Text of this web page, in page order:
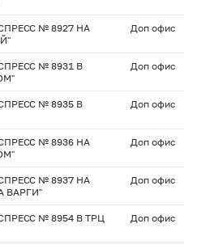
№ 8927 НА
Доп офис
№ 8931 В
Доп офис
№ 8935 В
Доп офис
№ 8936 НА
Доп офис
№ 8937 НА
ВАРГИ"
Доп офис
№ 8954 В ТРЦ
Доп офис